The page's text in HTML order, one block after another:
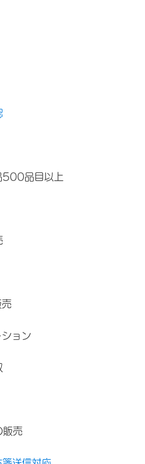
500品目以上
売
ョン
販売